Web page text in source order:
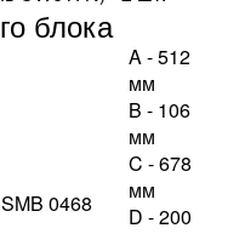
блока
A - 512
мм
B - 106
мм
C - 678
мм
D - 200